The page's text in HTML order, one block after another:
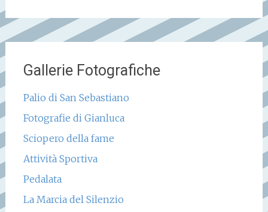
Gallerie Fotografiche
Palio di San Sebastiano
Fotografie di Gianluca
Sciopero della fame
Attività Sportiva
Pedalata
La Marcia del Silenzio